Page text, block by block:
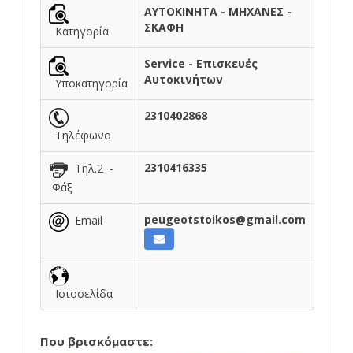
Κατηγορία
ΑΥΤΟΚΙΝΗΤΑ - ΜΗΧΑΝΕΣ -
ΣΚΑΦΗ
Υποκατηγορία
Service - Επισκευές
Αυτοκινήτων
Τηλέφωνο
2310402868
Τηλ.2 -
Φάξ
2310416335
Email peugeotstoikos@gmail.com
Ιστοσελίδα
Που βρισκόμαστε: